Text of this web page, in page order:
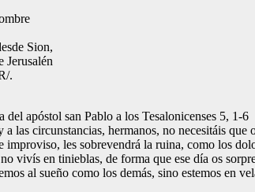
Sion,
Jerusalén
.
del apóstol san Pablo a los Tesalonicenses 5, 1-6
las circunstancias, hermanos, no necesitáis
improviso, les sobrevendrá la ruina, como los
vivís en tinieblas, de forma que ese día os
al sueño como los demás, sino estemos en